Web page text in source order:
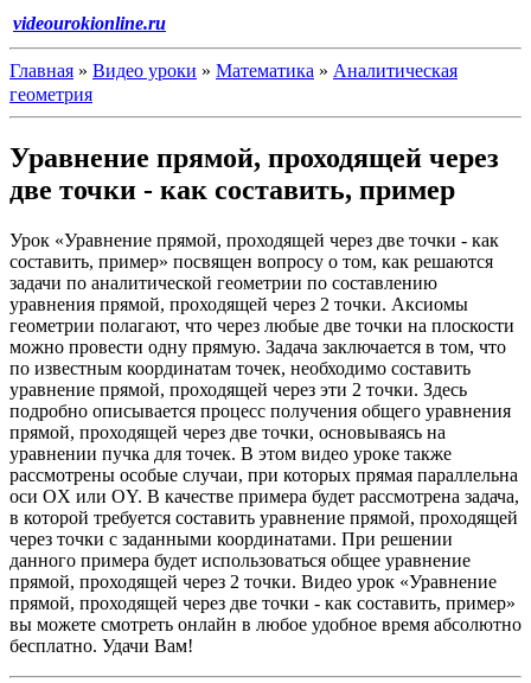
videourokionline.ru
Главная » Видео уроки » Математика » Аналитическая
геометрия
Уравнение прямой, проходящей через
две точки - как составить, пример
Урок «Уравнение прямой, проходящей через две точки - как
составить, пример» посвящен вопросу о том, как решаются
задачи по аналитической геометрии по составлению
уравнения прямой, проходящей через 2 точки. Аксиомы
геометрии полагают, что через любые две точки на плоскости
можно провести одну прямую. Задача заключается в том, что
по известным координатам точек, необходимо составить
уравнение прямой, проходящей через эти 2 точки. Здесь
подробно описывается процесс получения общего уравнения
прямой, проходящей через две точки, основываясь на
уравнении пучка для точек. В этом видео уроке также
рассмотрены особые случаи, при которых прямая параллельна
оси OX или OY. В качестве примера будет рассмотрена задача,
в которой требуется составить уравнение прямой, проходящей
через точки с заданными координатами. При решении
данного примера будет использоваться общее уравнение
прямой, проходящей через 2 точки. Видео урок «Уравнение
прямой, проходящей через две точки - как составить, пример»
вы можете смотреть онлайн в любое удобное время абсолютно
бесплатно. Удачи Вам!